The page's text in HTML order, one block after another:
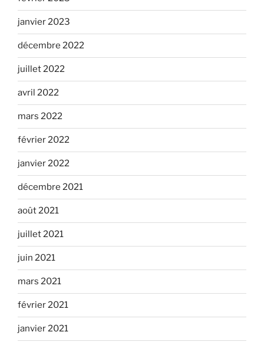
janvier 2023
décembre 2022
juillet 2022
avril 2022
mars 2022
février 2022
janvier 2022
décembre 2021
août 2021
juillet 2021
juin 2021
mars 2021
février 2021
janvier 2021